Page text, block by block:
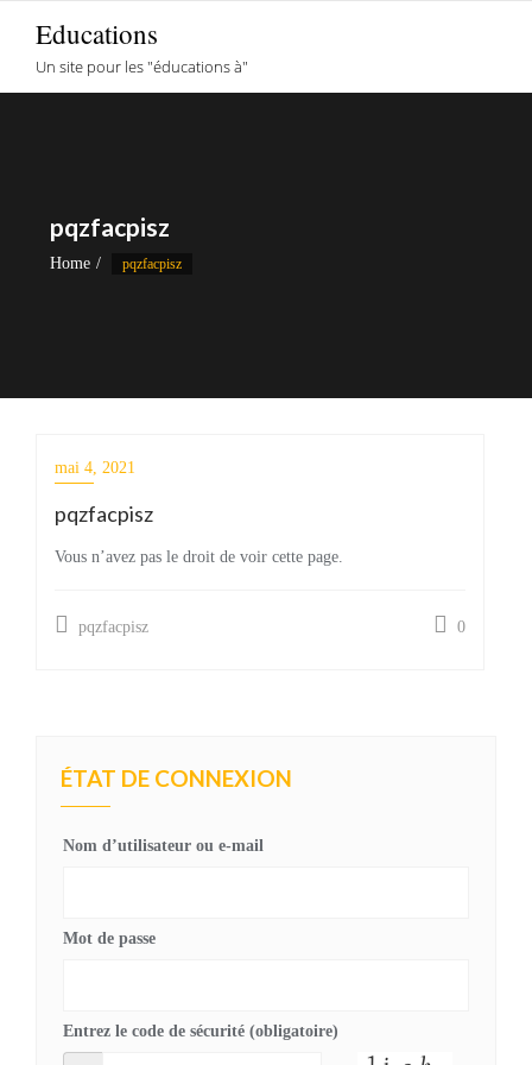
content
Educations
Un site pour les "éducations à"
pqzfacpisz
Home pqzfacpisz
mai 4, 2021
pqzfacpisz
Vous n’avez pas le droit de voir cette page.
pqzfacpisz 0
ÉTAT DE CONNEXION
Nom d’utilisateur ou e-mail
Mot de passe
Entrez le code de sécurité (obligatoire)